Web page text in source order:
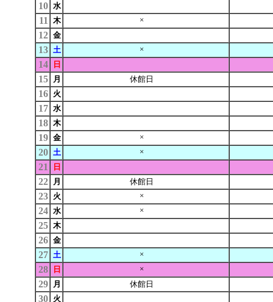
10 水
11 木 ×
12 金
13 土 ×
14 日
15 月 休館日
16 火
17 水
18 木
19 金 ×
20 土 ×
21 日
22 月 休館日
23 火 ×
24 水 ×
25 木
26 金
27 土 ×
28 日 ×
29 月 休館日
30
火